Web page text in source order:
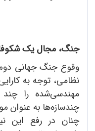
جنگ، مجال یک
وقوع جنگ جهانی
نظامی، توجه به
مهندسی‌شده را چند
چندسازه‌ها به عنوان
چنان در رفع این